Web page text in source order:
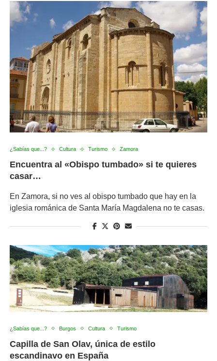
¿Sabías que...? Cultura Turismo Zamora
Encuentra al «Obispo tumbado» si te quieres
casar…
En Zamora, si no ves al obispo tumbado que hay en la
iglesia románica de Santa María Magdalena no te casas.
¿Sabías que...? Burgos Cultura Turismo
Capilla de San Olav, única de estilo
escandinavo en España